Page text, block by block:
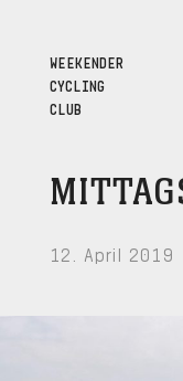
WEEKENDER
CYCLING
CLUB
12. April 2019